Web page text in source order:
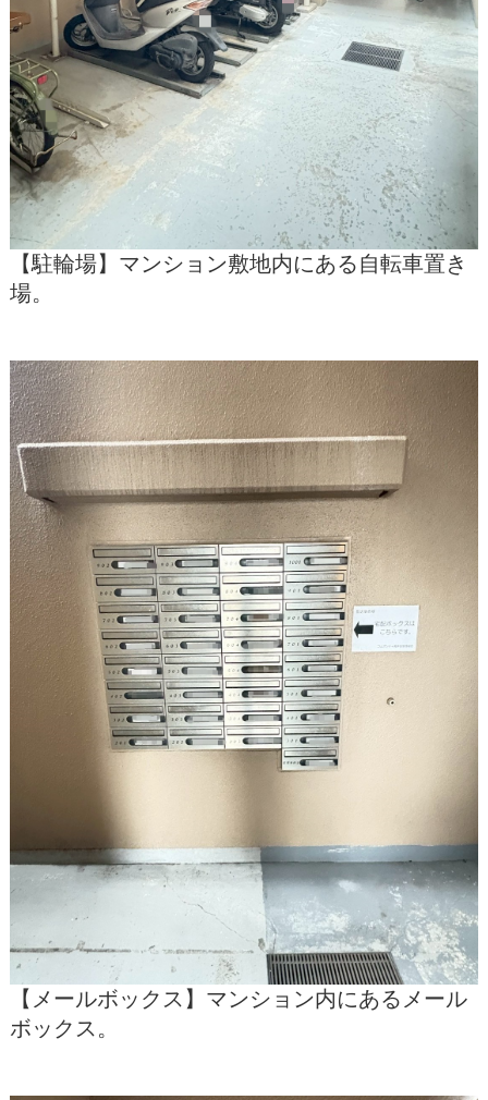
【駐輪場】マンション敷地内にある自転車置き
場。
【メールボックス】マンション内にあるメール
ボックス。